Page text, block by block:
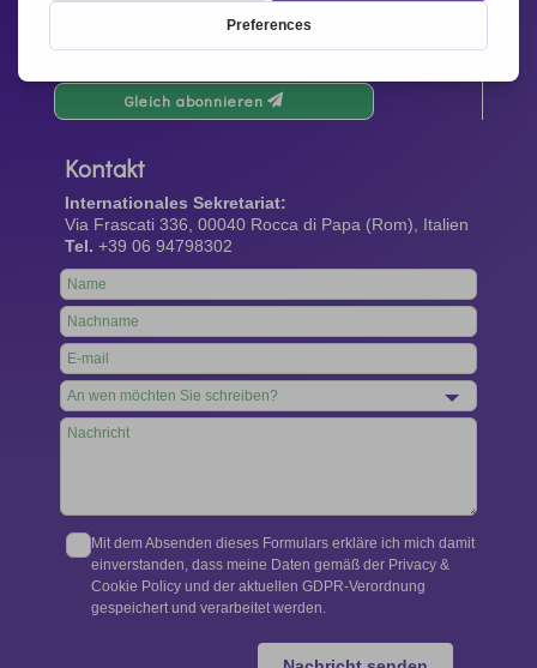
Infos aus unserem Netzwerk.
Gleich abonnieren
Kontakt
Internationales Sekretariat:
Via Frascati 336, 00040 Rocca di Papa (Rom), Italien
Tel. +39 06 94798302
Leave
this
field
blank
Mit dem Absenden dieses Formulars erkläre ich mich damit
einverstanden, dass meine Daten gemäß der Privacy &
Cookie Policy und der aktuellen GDPR-Verordnung
gespeichert und verarbeitet werden.